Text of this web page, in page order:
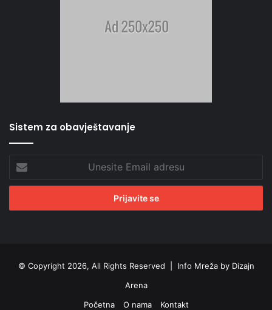
Sistem za obavještavanje
Email
adresu
© Copyright 2026, All Rights Reserved | Info Mreža by Dizajn
Arena
Početna
O nama Kontakt